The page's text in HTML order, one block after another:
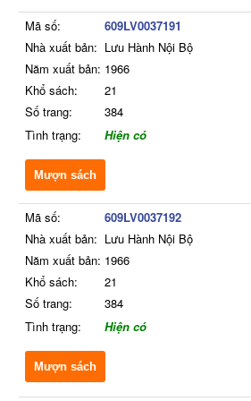
Mã số:
609LV0037191
Nhà xuất bản: Lưu Hành Nội Bộ
Năm xuất bản: 1966
Khổ sách:
21
Số trang:
384
Tình trạng:
Hiện có
Mượn sách
Mã số:
609LV0037192
Nhà xuất bản: Lưu Hành Nội Bộ
Năm xuất bản: 1966
Khổ sách:
21
Số trang:
384
Tình trạng:
Hiện có
Mượn sách